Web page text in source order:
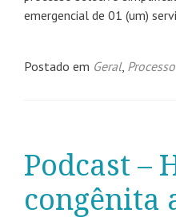
emergencial de 01 (um)
Postado em Geral,
Podcast –
congênita